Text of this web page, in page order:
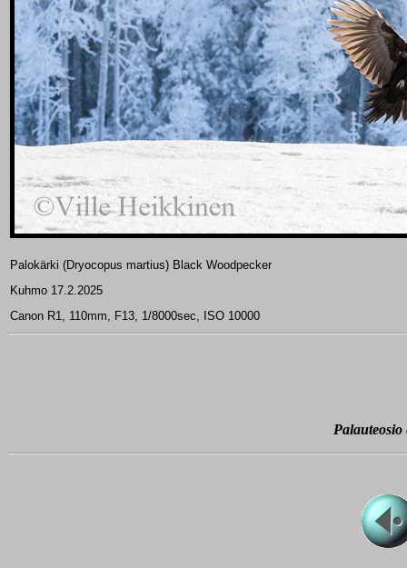
Palokärki (Dryocopus martius) Black Woodpecker
Kuhmo 17.2.2025
Canon R1, 110mm, F13, 1/8000sec, ISO 10000
Palauteosio